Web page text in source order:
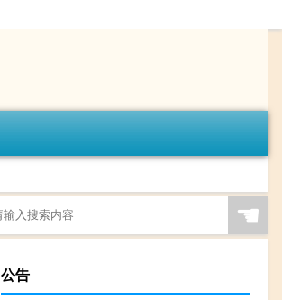
☚
公告